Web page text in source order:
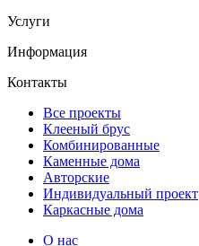
Услуги
Информация
Контакты
Все проекты
Клееный брус
Комбинированные
Каменные дома
Авторские
Индивидуальный проект
Каркасные дома
О нас